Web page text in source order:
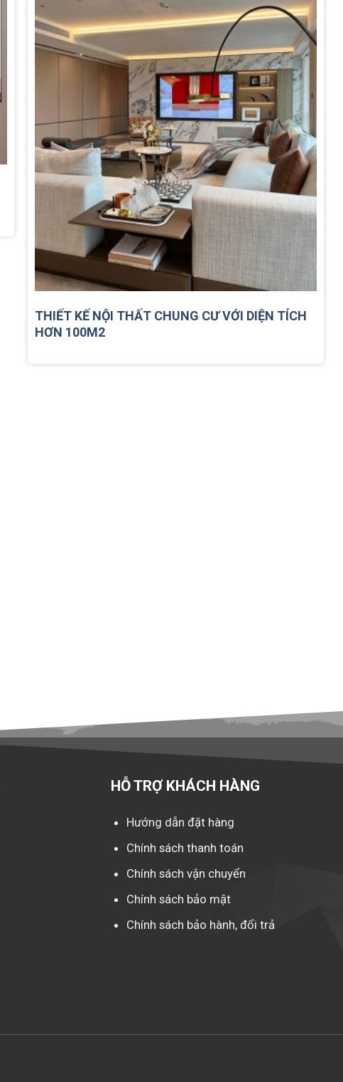
THIẾT KẾ NỘI THẤT CHUNG CƯ VỚI DIỆN TÍCH
HƠN 100M2
HỖ TRỢ KHÁCH HÀNG
Hướng dẫn đặt hàng
Chính sách thanh toán
Chính sách vận chuyển
Chính sách bảo mật
Chính sách bảo hành, đổi trả